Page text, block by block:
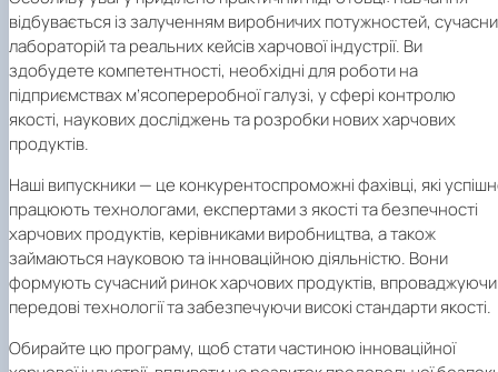
відбувається із залученням виробничих потужностей,
лабораторій та реальних кейсів харчової індустрії. Ви
здобудете компетентності, необхідні для роботи на
підприємствах м’ясопереробної галузі, у сфері контролю
якості, наукових досліджень та розробки нових харчових
продуктів.
Наші випускники — це конкурентоспроможні фахівці, які
працюють технологами, експертами з якості та безпечності
харчових продуктів, керівниками виробництва, а також
займаються науковою та інноваційною діяльністю. Вони
формують сучасний ринок харчових продуктів, впроваджуючи
передові технології та забезпечуючи високі стандарти якості.
Обирайте цю програму, щоб стати частиною інноваційної